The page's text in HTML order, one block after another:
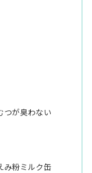
つが臭わない
み粉ミルク缶